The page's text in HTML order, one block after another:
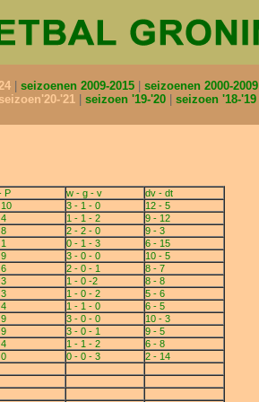
seizoenen 2009-2015 seizoenen 2000-2009
seizoen'20-'21 seizoen '19-'20 seizoen '18-'19
P w - g - v
dv - dt
3 - 1 - 0
12 - 5
1 - 1 - 2
9 - 12
2 - 2 - 0
9 - 3
0 - 1 - 3
6 - 15
3 - 0 - 0
10 - 5
2 - 0 - 1
8 - 7
1 - 0 -2
8 - 8
1 - 0 - 2
5 - 6
1 - 1 - 0
6 - 5
3 - 0 - 0
10 - 3
3 - 0 - 1
9 - 5
1 - 1 - 2
6 - 8
0 - 0 - 3
2 - 14